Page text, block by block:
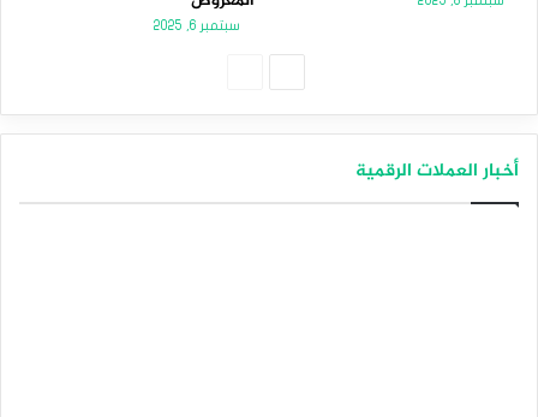
سبتمبر 6, 2025
أخبار العملات الرقمية